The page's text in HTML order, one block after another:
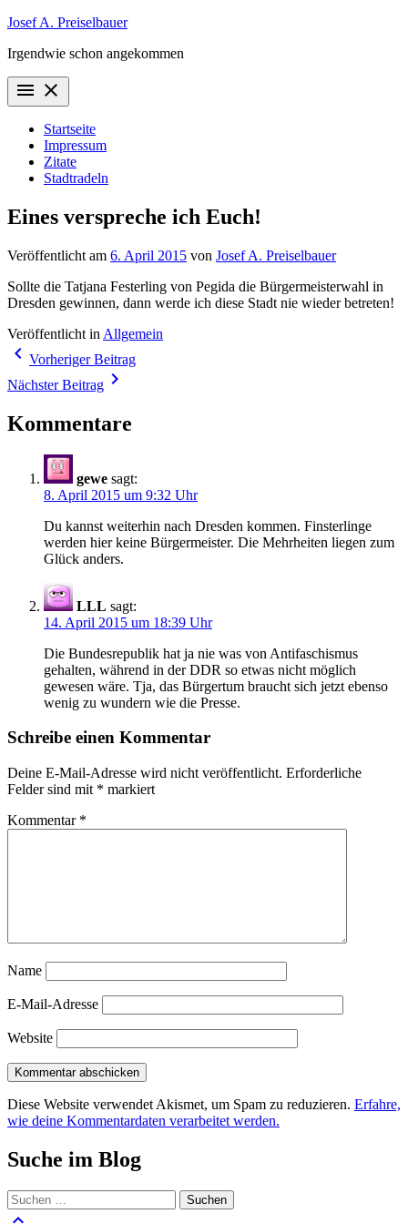
Zum
springen
Josef A. Preiselbauer
Irgendwie schon angekommen
menu close
Startseite
Impressum
Zitate
Stadtradeln
Eines verspreche ich Euch!
Veröffentlicht am 6. April 2015 von Josef A. Preiselbauer
Sollte die Tatjana Festerling von Pegida die Bürgermeisterwahl in
Dresden gewinnen, dann werde ich diese Stadt nie wieder betreten!
Veröffentlicht in Allgemein
Beitragsnavigation
navigate_before Vorheriger Beitrag
Nächster Beitrag navigate_next
Kommentare
gewe sagt:
8. April 2015 um 9:32 Uhr
Du kannst weiterhin nach Dresden kommen. Finsterlinge
werden hier keine Bürgermeister. Die Mehrheiten liegen zum
Glück anders.
LLL sagt:
14. April 2015 um 18:39 Uhr
Die Bundesrepublik hat ja nie was von Antifaschismus
gehalten, während in der DDR so etwas nicht möglich
gewesen wäre. Tja, das Bürgertum braucht sich jetzt ebenso
wenig zu wundern wie die Presse.
Schreibe einen Kommentar
Deine E-Mail-Adresse wird nicht veröffentlicht. Erforderliche
Felder sind mit * markiert
Kommentar *
Name
E-Mail-Adresse
Website
Diese Website verwendet Akismet, um Spam zu reduzieren. Erfahre,
wie deine Kommentardaten verarbeitet werden.
Suche im Blog
Suchen
nach: